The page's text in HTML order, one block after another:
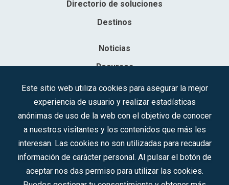
Directorio de soluciones
Destinos
Noticias
Recursos
Contacto
Sociedad Mercantil Estatal para la Gestión de la Innovación y las
Inscrita en el R.M. de Madrid, T, 12593, Se. 8, F. 129, H. 201.307.
C.I.F.: A-81/874.984
Síguenos en redes sociales:
Este sitio web utiliza cookies para asegurar la mejor
experiencia de usuario y realizar estadísticas
anónimas de uso de la web con el objetivo de conocer
a nuestros visitantes y los contenidos que más les
interesan. Las cookies no son utilizadas para recaudar
información de carácter personal. Al pulsar el botón de
aceptar nos das permiso para utilizar las cookies.